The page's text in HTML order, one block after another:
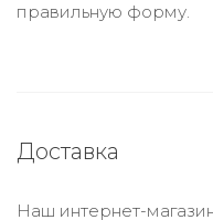
правильную форму.
Доставка
Наш интернет-